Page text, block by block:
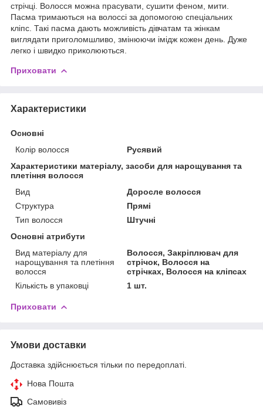
стрічці. Волосся можна прасувати, сушити феном, мити.
Пасма тримаються на волоссі за допомогою спеціальних
кліпс. Такі пасма дають можливість дівчатам та жінкам
виглядати приголомшливо, змінюючи імідж кожен день. Дуже
легко і швидко приколюються.
Приховати
Характеристики
Основні
Колір волосся
Русявий
Характеристики матеріалу, засоби для нарощування та
плетіння волосся
Вид
Доросле волосся
Структура
Прямі
Тип волосся
Штучні
Основні атрибути
Вид матеріалу для
нарощування та плетіння
волосся
Волосся, Закріплювач для
стрічок, Волосся на
стрічках, Волосся на кліпсах
Кількість в упаковці
1 шт.
Приховати
Умови доставки
Доставка здійснюється тільки по передоплаті.
Нова Пошта
Самовивіз